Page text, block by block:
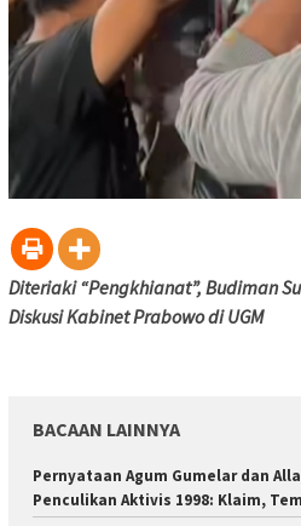
Diteriaki “Pengkhianat”, Budiman
Diskusi Kabinet Prabowo di UGM
BACAAN LAINNYA
Pernyataan Agum Gumelar dan
Penculikan Aktivis 1998: Klaim,